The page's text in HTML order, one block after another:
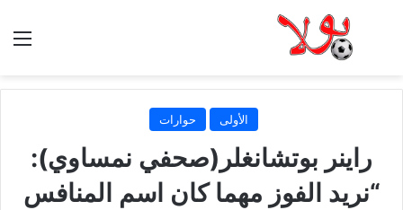
الأولى حوارات
راينر بوتشانغلر(صحفي نمساوي):
“نريد الفوز مهما كان اسم المنافس